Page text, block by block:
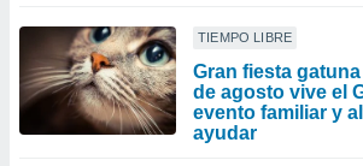
TIEMPO LIBRE
Gran fiesta
de agosto vive el
evento familiar y
ayudar